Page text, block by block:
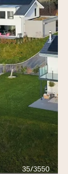
35/3550